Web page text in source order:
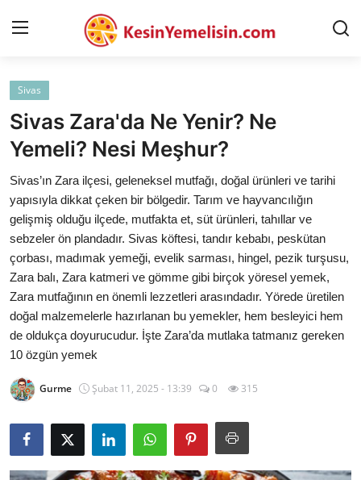
AnaSayfa
Gizlilik Sözleşmesi
Rüya Tabirleri
Diyet & Sağlıklı Beslenme
İletişim
Şehirler
Helal Gıda & Dini Hükümler
Gıda Güvenliği & Bilimi
Kalori & Diyet Rehberi
Mutfak Püf Noktaları & İpuçları
Mekan & Lezzet Rotaları
Sivas
Sivas Zara'da Ne Yenir? Ne
Yemeli? Nesi Meşhur?
Sivas’ın Zara ilçesi, geleneksel mutfağı, doğal ürünleri ve tarihi
yapısıyla dikkat çeken bir bölgedir. Tarım ve hayvancılığın
gelişmiş olduğu ilçede, mutfakta et, süt ürünleri, tahıllar ve
sebzeler ön plandadır. Sivas köftesi, tandır kebabı, peskütan
çorbası, madımak yemeği, evelik sarması, hingel, pezik turşusu,
Zara balı, Zara katmeri ve gömme gibi birçok yöresel yemek,
Zara mutfağının en önemli lezzetleri arasındadır. Yörede üretilen
doğal malzemelerle hazırlanan bu yemekler, hem besleyici hem
de oldukça doyurucudur. İşte Zara’da mutlaka tatmanız gereken
10 özgün yemek
Gurme Şubat 11, 2025 - 13:39 0 315